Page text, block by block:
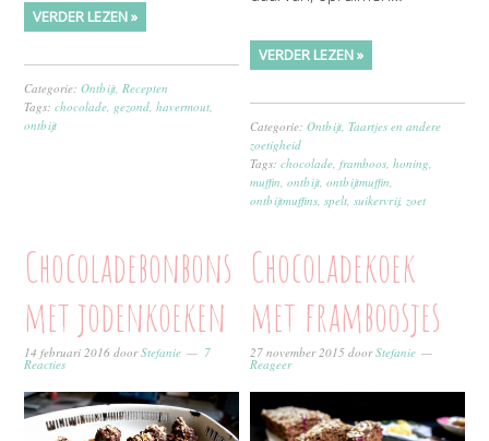
VERDER LEZEN »
Categorie:Ontbijt Recepten
Tags:chocolade gezond ,havermout
ontbijt
VERDER LEZEN »
Categorie:Ontbijt ,Taartjes en andere
zoetigheid
Tags:chocolade ,framboos ,honing
muffin ,ontbijt ,ontbijtmuffin
ontbijtmuffins ,spelt ,suikervrij, zoet
Chocoladebonbons
met jodenkoeken
14 februari 2016 doorStefanie 7
Reacties
Chocoladekoek
met framboosjes
27 november 2015 doorStefanie
Reageer